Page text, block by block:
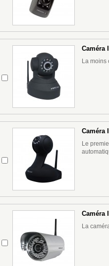
Caméra
La moins
Caméra
Le
Caméra
La